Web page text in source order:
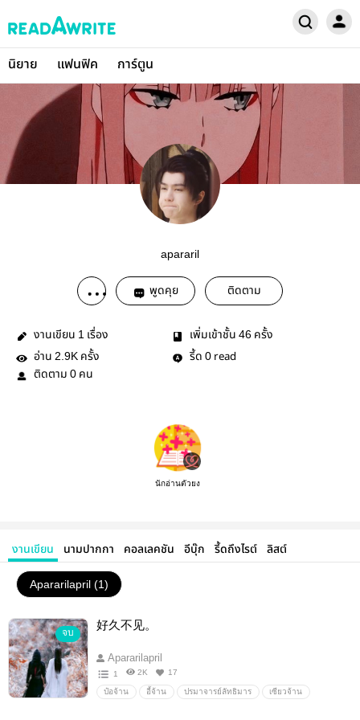
นิยาย แฟนฟิค การ์ตูน
apararil
พูดคุย ติดตาม
งานเขียน 1 เรื่อง เพิ่มเข้าชั้น 46 ครั้ง
อ่าน 2.9K ครั้ง รี้ด 0 read
ติดตาม 0 คน
นักอ่านตัวยง
งานเขียน นามปากกา คอลเลคชัน อีบุ๊ก รี้ดถึงไรต์ ลิสต์
Apararilapril (1)
จบ
好久不见。
Apararilapril
1 2K 17
ป๋อจ้าน อี้จ้าน ปรมาจารย์ลัทธิมาร เซียวจ้าน